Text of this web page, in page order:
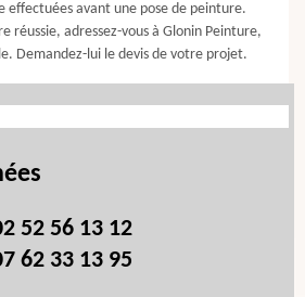
effectuées avant une pose de peinture.
réussie, adressez-vous à Glonin Peinture,
Demandez-lui le devis de votre projet.
52 56 13 12
62 33 13 95